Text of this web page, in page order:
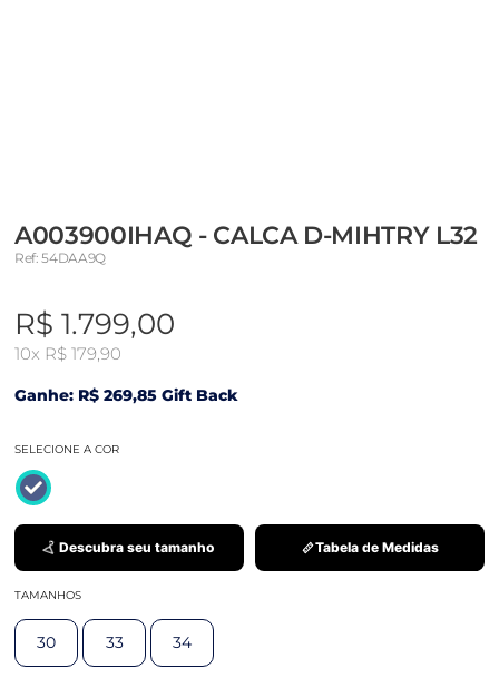
A003900IHAQ - CALCA D-MIHTRY L32
Ref: 54DAA9Q
R$ 1.799,00
10x R$ 179,90
Ganhe: R$ 269,85 Gift Back
SELECIONE A COR
Descubra seu tamanho Tabela de Medidas
TAMANHOS
30 33 34